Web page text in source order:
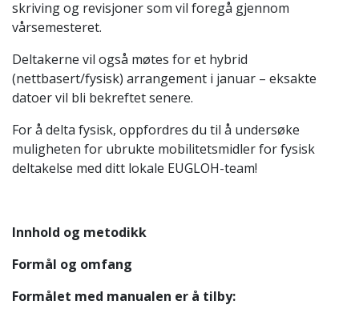
skriving og revisjoner som vil foregå gjennom
vårsemesteret.
Deltakerne vil også møtes for et hybrid
(nettbasert/fysisk) arrangement i januar – eksakte
datoer vil bli bekreftet senere.
For å delta fysisk, oppfordres du til å undersøke
muligheten for ubrukte mobilitetsmidler for fysisk
deltakelse med ditt lokale EUGLOH-team!
Innhold og metodikk
Formål og omfang
Formålet med manualen er å tilby: